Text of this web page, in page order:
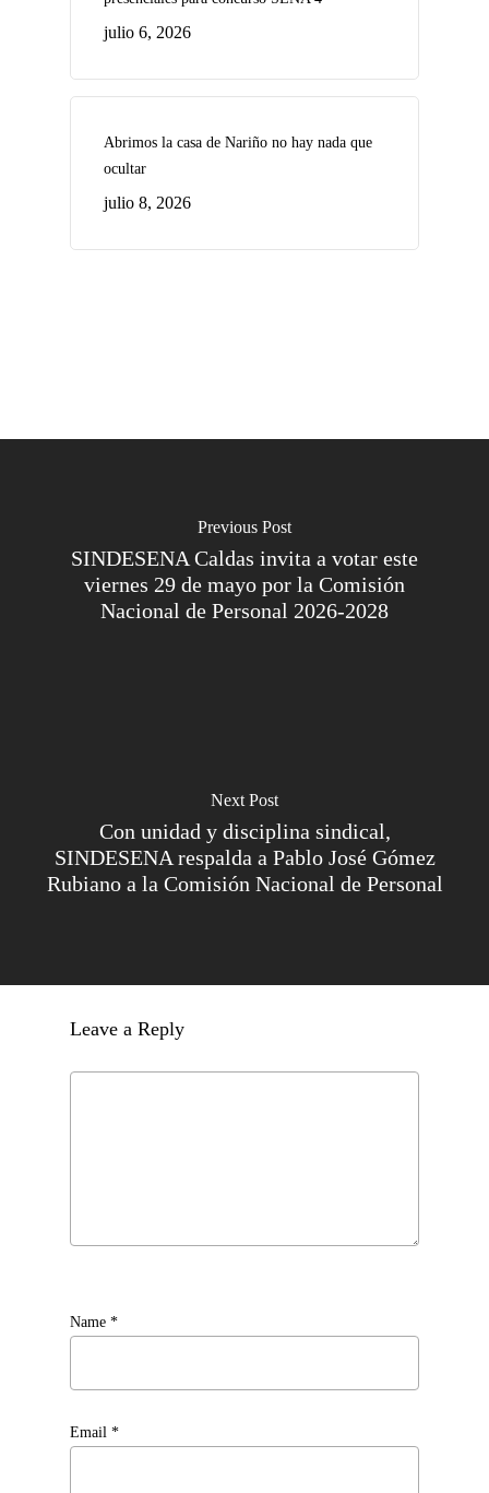
julio 6, 2026
Abrimos la casa de Nariño no hay nada que
ocultar
julio 8, 2026
Previous Post
SINDESENA Caldas invita a votar este
viernes 29 de mayo por la Comisión
Nacional de Personal 2026-2028
Next Post
Con unidad y disciplina sindical,
SINDESENA respalda a Pablo José Gómez
Rubiano a la Comisión Nacional de Personal
Leave a Reply
Name *
Email *